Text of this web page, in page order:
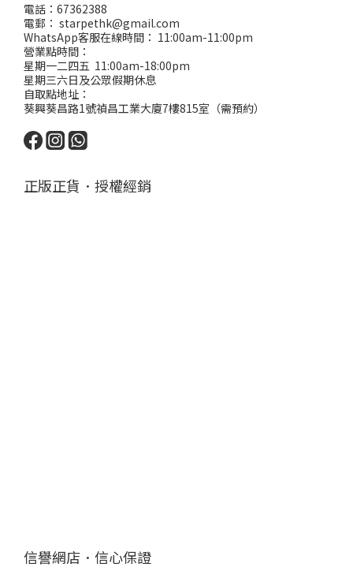
電話：67362388
電郵： starpethk@gmail.com
WhatsApp客服在線時間： 11:00am-11:00pm
營業點時間：
星期一二四五 11:00am-18:00pm
星期三六日及公眾假期休息
自取點地址：
葵興葵昌路1號禎昌工業大廈7樓815室（需預約）
正版正貨．授權經銷
信譽網店．信心保證